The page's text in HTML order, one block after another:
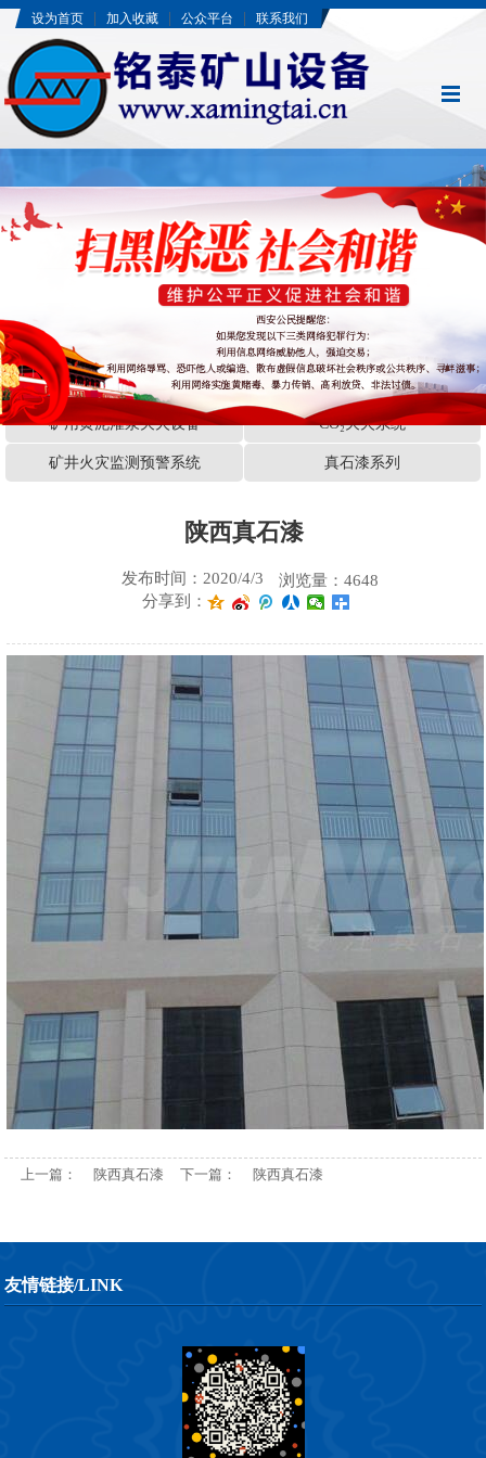
设为首页 加入收藏 公众平台 联系我们
当前新闻标题
矿用黄泥灌浆灭火设备 CO₂灭火系统
矿井火灾监测预警系统 真石漆系列
陕西真石漆
发布时间：2020/4/3
浏览量：4648
分享到：
上一篇： 陕西真石漆 下一篇： 陕西真石漆
友情链接/LINK